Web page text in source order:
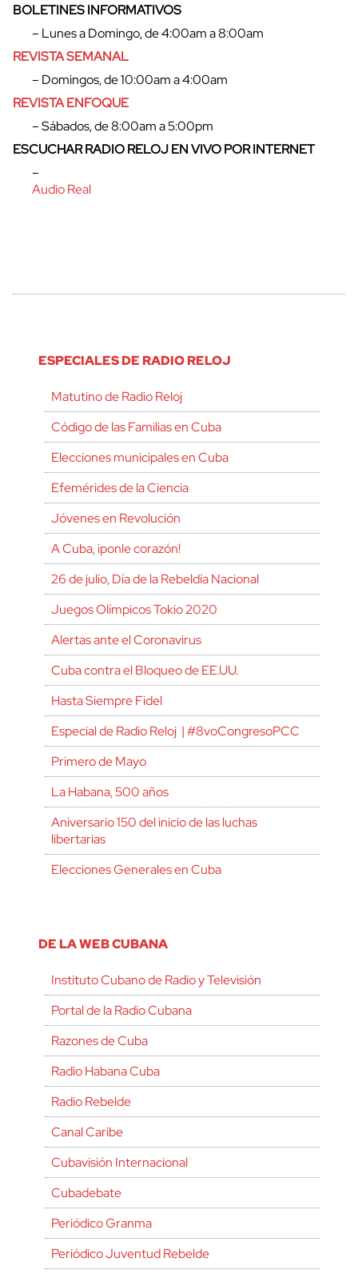
BOLETINES INFORMATIVOS
– Lunes a Domingo, de 4:00am a 8:00am
REVISTA SEMANAL
– Domingos, de 10:00am a 4:00am
REVISTA ENFOQUE
– Sábados, de 8:00am a 5:00pm
ESCUCHAR RADIO RELOJ EN VIVO POR INTERNET
–
Audio Real
ESPECIALES DE RADIO RELOJ
Matutino de Radio Reloj
Código de las Familias en Cuba
Elecciones municipales en Cuba
Efemérides de la Ciencia
Jóvenes en Revolución
A Cuba, ¡ponle corazón!
26 de julio, Día de la Rebeldía Nacional
Juegos Olímpicos Tokio 2020
Alertas ante el Coronavirus
Cuba contra el Bloqueo de EE.UU.
Hasta Siempre Fidel
Especial de Radio Reloj | #8voCongresoPCC
Primero de Mayo
La Habana, 500 años
Aniversario 150 del inicio de las luchas
libertarias
Elecciones Generales en Cuba
DE LA WEB CUBANA
Instituto Cubano de Radio y Televisión
Portal de la Radio Cubana
Razones de Cuba
Radio Habana Cuba
Radio Rebelde
Canal Caribe
Cubavisión Internacional
Cubadebate
Periódico Granma
Periódico Juventud Rebelde